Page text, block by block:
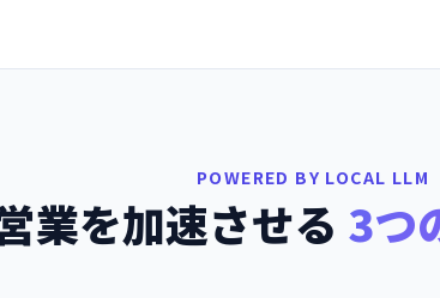
POWERED BY LOCAL LLM
業を加速させる 3つ